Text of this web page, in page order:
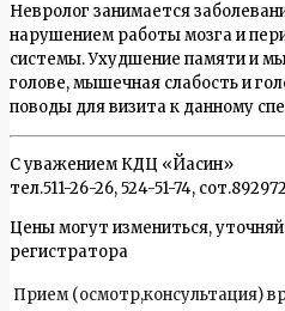
Невролог занимается
нарушением работы мозга и
системы. Ухудшение памяти и
голове, мышечная слабость и
поводы для визита к данному
С уважением КДЦ «Йасин»
тел.511-26-26, 524-51-74,
Цены могут измениться,
регистратора
Прием (осмотр,консультация)